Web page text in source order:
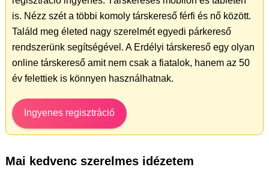
is. Nézz szét a többi komoly társkereső férfi és nő között.
Találd meg életed nagy szerelmét egyedi párkereső
rendszerünk segítségével. A Erdélyi társkereső egy olyan
online társkereső amit nem csak a fiatalok, hanem az 50
év felettiek is könnyen használhatnak.
Ingyenes regisztráció
Mai kedvenc szerelmes idézetem